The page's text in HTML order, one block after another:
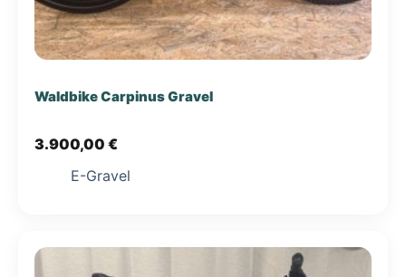
Waldbike Carpinus Gravel
3.900,00 €
E-Gravel